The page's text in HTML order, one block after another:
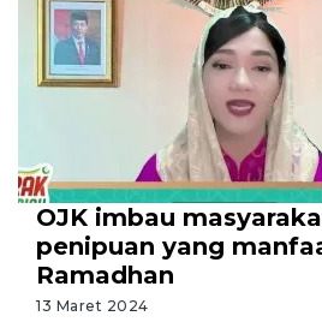
OJK imbau
penipuan yang
Ramadhan
13 Maret 2024